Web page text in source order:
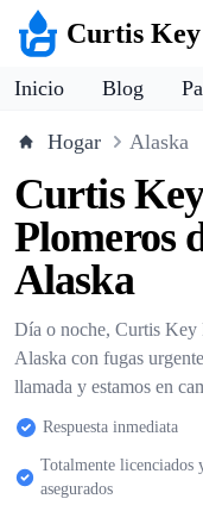
Curtis Key
Inicio Blog
Hogar Alaska
Curtis
Plomeros
Alaska
Día o noche, Curtis Key
Alaska con fugas
llamada y estamos en
Respuesta inmediata
Totalmente licenciados
asegurados